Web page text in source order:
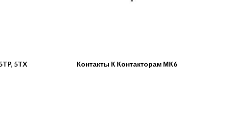
5TX Контакты К Контакторам МК6